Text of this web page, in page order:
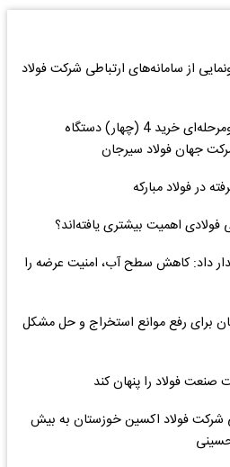
از سامانه‌های ارتباطی شرکت فولاد
آگهی مناقصه عمومی دومرحله‌ای خرید 4 (چهار) دستگاه
جهان فولاد سیرجان
اهمیت بیشتری یافته‌اند؟
داد: کاهش سطح آب، امنیت عرضه را
برای رفع موانع استخراج و حل مشکل
صنعت فولاد را پنهان کند
شرکت فولاد اکسین خوزستان به بیش